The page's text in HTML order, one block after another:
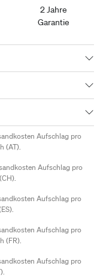
2 Jahre
Garantie
Aufschlag pro
(AT).
Aufschlag pro
.
Aufschlag pro
.
Aufschlag pro
(FR).
Aufschlag pro
.